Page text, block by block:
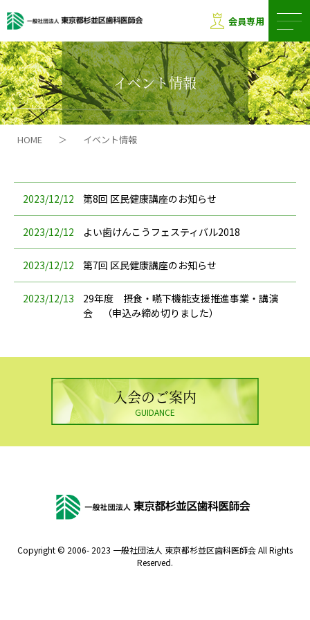
会員専用
イベント情報
HOME ＞ イベント情報
2023/12/12 第8回 区民健康講座のお知らせ
2023/12/12 よい歯けんこうフェスティバル2018
2023/12/12 第7回 区民健康講座のお知らせ
2023/12/13
29年度 摂食・嚥下機能支援推進事業・講演
会 （申込み締め切りました）
入会のご案内
GUIDANCE
Copyright © 2006- 2023 一般社団法人 東京都杉並区歯科医師会 All Rights
Reserved.